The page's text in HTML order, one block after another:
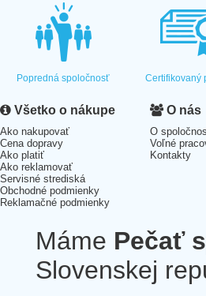
Popredná spoločnosť Certifikovaný
Všetko o nákupe
Ako nakupovať
Cena dopravy
Ako platiť
Ako reklamovať
Servisné strediská
Obchodné podmienky
Reklamačné podmienky
O nás
O
Voľné
Kontakty
Máme Pečať
Slovenskej